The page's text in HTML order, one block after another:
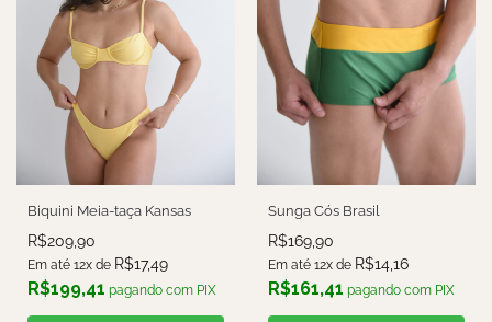
Biquini Meia-taça Kansas
R$209,90
Em até 12x de R$17,49
R$199,41 pagando com PIX
Sunga Cós Brasil
R$169,90
Em até 12x de R$14,16
R$161,41 pagando com PIX